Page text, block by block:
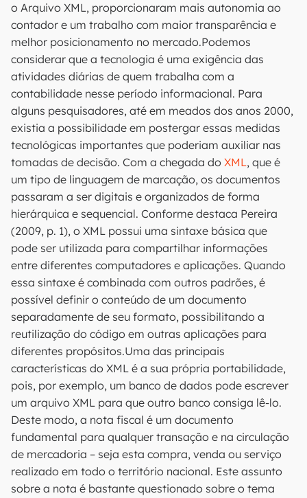
o Arquivo XML, proporcionaram mais autonomia ao
contador e um trabalho com maior transparência e
melhor posicionamento no mercado.Podemos
considerar que a tecnologia é uma exigência das
atividades diárias de quem trabalha com a
contabilidade nesse período informacional. Para
alguns pesquisadores, até em meados dos anos 2000,
existia a possibilidade em postergar essas medidas
tecnológicas importantes que poderiam auxiliar nas
tomadas de decisão. Com a chegada do XML, que é
um tipo de linguagem de marcação, os documentos
passaram a ser digitais e organizados de forma
hierárquica e sequencial. Conforme destaca Pereira
(2009, p. 1), o XML possui uma sintaxe básica que
pode ser utilizada para compartilhar informações
entre diferentes computadores e aplicações. Quando
essa sintaxe é combinada com outros padrões, é
possível definir o conteúdo de um documento
separadamente de seu formato, possibilitando a
reutilização do código em outras aplicações para
diferentes propósitos.Uma das principais
características do XML é a sua própria portabilidade,
pois, por exemplo, um banco de dados pode escrever
um arquivo XML para que outro banco consiga lê-lo.
Deste modo, a nota fiscal é um documento
fundamental para qualquer transação e na circulação
de mercadoria – seja esta compra, venda ou serviço
realizado em todo o território nacional. Este assunto
sobre a nota é bastante questionado sobre o tema